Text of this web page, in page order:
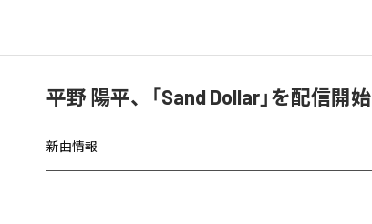
平野 陽平、「Sand Dollar」を配信開始
新曲情報